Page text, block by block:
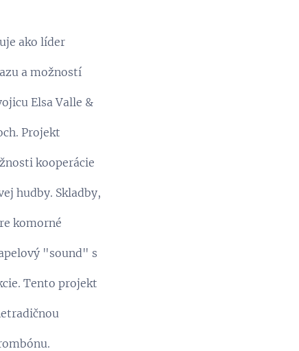
ako líder
a možností
Elsa Valle &
Projekt
kooperácie
hudby. Skladby,
komorné
"sound" s
Tento projekt